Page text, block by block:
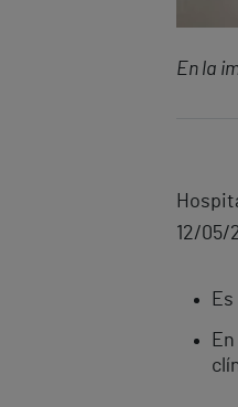
En la
12/05/